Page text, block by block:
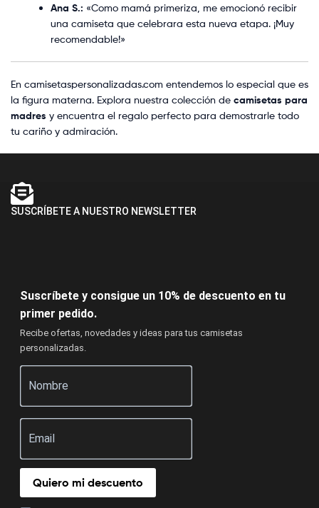
Ana S.: «Como mamá primeriza, me emocionó recibir
una camiseta que celebrara esta nueva etapa. ¡Muy
recomendable!»
En camisetaspersonalizadas.com entendemos lo especial que es
la figura materna. Explora nuestra colección de camisetas para
madres y encuentra el regalo perfecto para demostrarle todo
tu cariño y admiración.
SUSCRÍBETE A NUESTRO NEWSLETTER
Suscríbete y consigue un 10% de descuento en tu
primer pedido.
Recibe ofertas, novedades y ideas para tus camisetas
personalizadas.
Quiero mi descuento